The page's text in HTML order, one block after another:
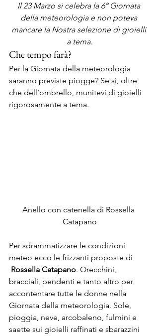
Il 23 Marzo si celebra la 6° Giornata
della meteorologia e non poteva
mancare la Nostra selezione di gioielli
a tema.
Che tempo farà?
Per la Giornata della meteorologia
saranno previste piogge? Se sì, oltre
che dell’ombrello, munitevi di gioielli
rigorosamente a tema.
Anello con catenella di Rossella
Catapano
Per sdrammatizzare le condizioni
meteo ecco le frizzanti proposte di
Rossella Catapano. Orecchini,
bracciali, pendenti e tanto altro per
accontentare tutte le donne nella
Giornata della meteorologia. Sole,
pioggia, neve, arcobaleno, fulmini e
saette sui gioielli raffinati e sbarazzini